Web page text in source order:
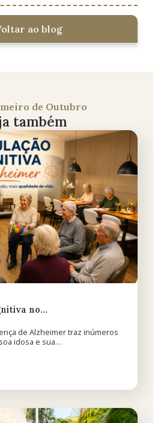
ao blog
de Outubro
também
no…
de Alzheimer traz inúmeros
idosa e sua…